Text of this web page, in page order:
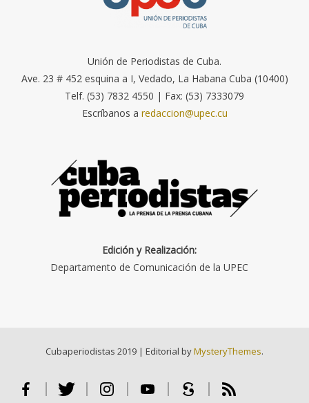
Unión de Periodistas de Cuba.
Ave. 23 # 452 esquina a I, Vedado, La Habana Cuba (10400)
Telf. (53) 7832 4550 | Fax: (53) 7333079
Escríbanos a redaccion@upec.cu
Edición y Realización:
Departamento de Comunicación de la UPEC
Cubaperiodistas 2019 | Editorial byMysteryThemes.
Facebook Twitter Instagram Youtube Scribd RSS